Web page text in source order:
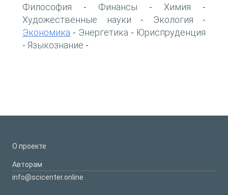
Философия - Финансы - Химия -
Художественные науки - Экология -
Экономика - Энергетика - Юриспруденция
- Языкознание -
О проекте
Авторам
info@scicenter.online